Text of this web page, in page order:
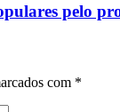
pelo
com *